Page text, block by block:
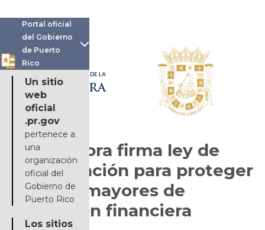
Portal oficial
del Gobierno
de Puerto
Rico

Un sitio
web
oficial
.pr.gov
pertenece a
una
organización
oficial del
Gobierno de
Puerto Rico
Los sitios
OFICINA DE LA
GOBERNADORA
Gobernadora firma ley de
administración para proteger
a adultos mayores de
explotación financiera